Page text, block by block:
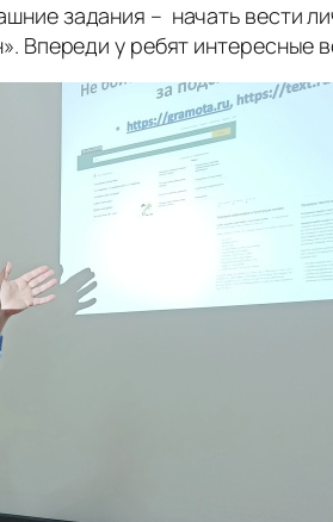
задания – начать вести
Впереди у ребят